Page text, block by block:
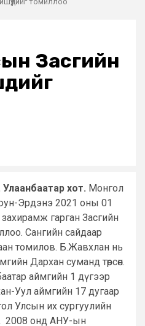
Засгийн
хот. Монгол
Эрдэнэ 2021 оны 01
захирамж гарган Засгийн
Сангийн сайдаар
томилов. Б.Жавхлан нь
Дархан суманд төрсөн.
аймгийн 1 дүгээр
Уул аймгийн 17 дугаар
Улсын их сургуулийн
2008 онд АНУ-ын